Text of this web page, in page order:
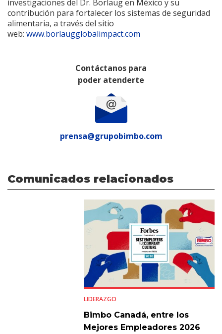
investigaciones del Dr. Borlaug en México y su
contribución para fortalecer los sistemas de seguridad
alimentaria, a través del sitio
web: www.borlaugglobalimpact.com
Contáctanos para
poder atenderte
prensa@grupobimbo.com
Comunicados relacionados
LIDERAZGO
Bimbo Canadá, entre los
Mejores Empleadores 2026